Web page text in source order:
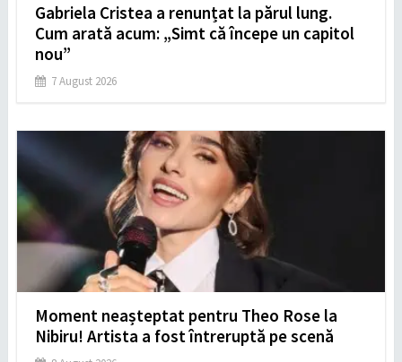
Gabriela Cristea a renunțat la părul lung.
Cum arată acum: „Simt că începe un capitol
nou”
7 August 2026
Moment neașteptat pentru Theo Rose la
Nibiru! Artista a fost întreruptă pe scenă